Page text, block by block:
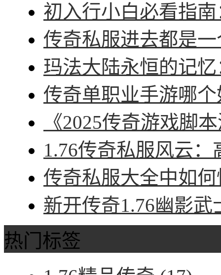
初入行小白必看指
传奇私服进去都是
玛法大陆永恒的记
传奇单职业手游哪
《2025传奇游戏脚
1.76传奇私服风云
传奇私服大全中如
新开传奇1.76幽影
热门标签